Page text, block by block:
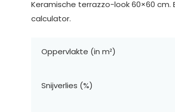
Keramische terrazzo-look 60×60
calculator.
Oppervlakte (in m²)
Snijverlies (%)